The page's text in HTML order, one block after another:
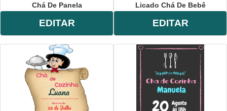
Chá De Panela
EDITAR
Licado Chá De Bebê
EDITAR